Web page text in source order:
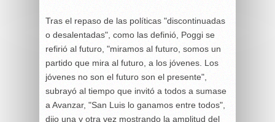
Tras el repaso de las políticas "discontinuadas
o desalentadas", como las definió, Poggi se
refirió al futuro, "miramos al futuro, somos un
partido que mira al futuro, a los jóvenes. Los
jóvenes no son el futuro son el presente",
subrayó al tiempo que invitó a todos a sumase
a Avanzar, "San Luis lo ganamos entre todos",
dijo una y otra vez mostrando la amplitud del